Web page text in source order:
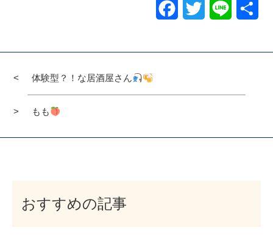
Facebook
Twitter Line
体験型？！な居酒屋さん
もも
おすすめの記事